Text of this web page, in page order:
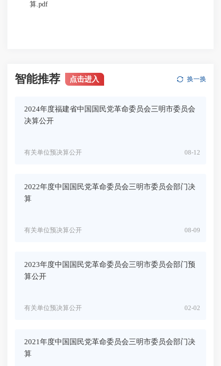
算.pdf
智能推荐 点击进入 换一换
2024年度福建省中国国民党革命委员会三明市委员会
决算公开
08-12
有关单位预决算公开
2022年度中国国民党革命委员会三明市委员会部门决
算
08-09
有关单位预决算公开
2023年度中国国民党革命委员会三明市委员会部门预
算公开
02-02
有关单位预决算公开
2021年度中国国民党革命委员会三明市委员会部门决
算